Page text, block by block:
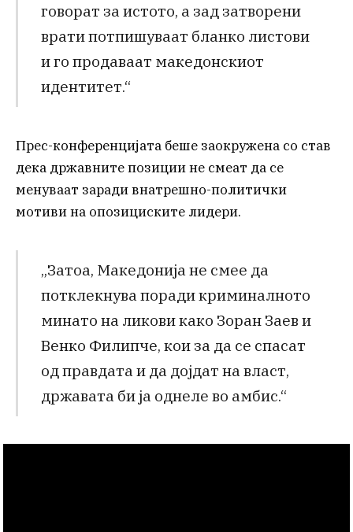
говорат за истото, а зад затворени
врати потпишуваат бланко листови
и го продаваат македонскиот
идентитет.“
Прес-конференцијата беше заокружена со став
дека државните позиции не смеат да се
менуваат заради внатрешно-политички
мотиви на опозициските лидери.
„Затоа, Македонија не смее да
потклекнува поради криминалното
минато на ликови како Зоран Заев и
Венко Филипче, кои за да се спасат
од правдата и да дојдат на власт,
државата би ја однеле во амбис.“